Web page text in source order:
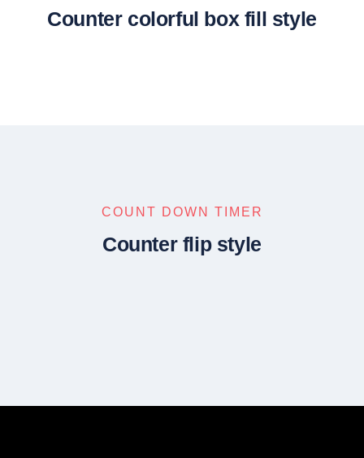
Counter colorful box fill style
COUNT DOWN TIMER
Counter flip style